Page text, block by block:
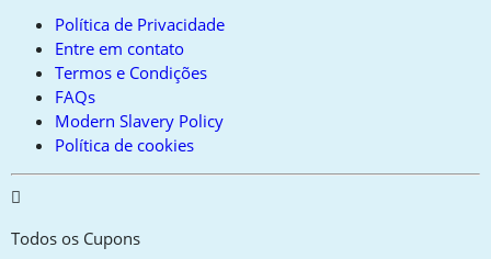
Política de Privacidade
Entre em contato
Termos e Condições
FAQs
Modern Slavery Policy
Política de cookies
Todos os Cupons